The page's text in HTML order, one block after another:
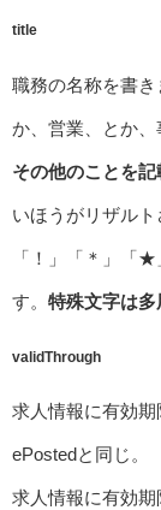
title
職務の名称を書
か、営業、とか、
その他のことを
いほうがリザルト
「！」「＊」「
す。 特殊文字は多
validThrough
求人情報に有効
ePostedと同じ。
求人情報に有効